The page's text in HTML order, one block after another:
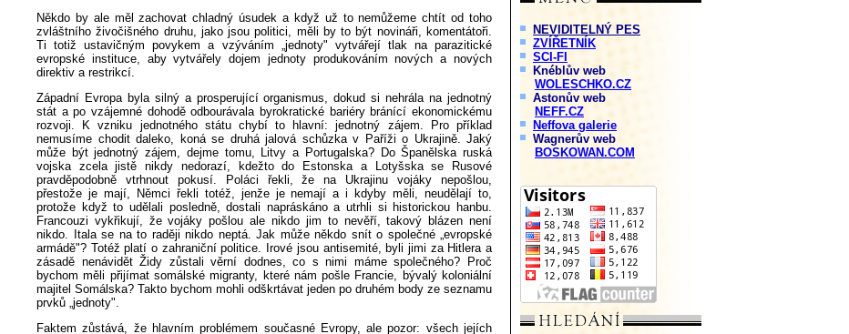
NEVIDITELNÝ PES
ZVÍŘETNÍK
SCI-FI
Knéblův web
WOLESCHKO.CZ
Astonův web
NEFF.CZ
Neffova galerie
Wagnerův web
BOSKOWAN.COM
Někdo by ale měl zachovat chladný úsudek a když už to nemůžeme chtít od toho
zvláštního živočišného druhu, jako jsou politici, měli by to být novináři, komentátoři.
Ti totiž ustavičným povykem a vzýváním „jednoty" vytvářejí tlak na parazitické
evropské instituce, aby vytvářely dojem jednoty produkováním nových a nových
direktiv a restrikcí.
Západní Evropa byla silný a prosperující organismus, dokud si nehrála na jednotný
stát a po vzájemné dohodě odbourávala byrokratické bariéry bránící ekonomickému
rozvoji. K vzniku jednotného státu chybí to hlavní: jednotný zájem. Pro příklad
nemusíme chodit daleko, koná se druhá jalová schůzka v Paříži o Ukrajině. Jaký
může být jednotný zájem, dejme tomu, Litvy a Portugalska? Do Španělska ruská
vojska zcela jistě nikdy nedorazí, kdežto do Estonska a Lotyšska se Rusové
pravděpodobně vtrhnout pokusí. Poláci řekli, že na Ukrajinu vojáky nepošlou,
přestože je mají, Němci řekli totéž, jenže je nemají a i kdyby měli, neudělají to,
protože když to udělali posledně, dostali napráskáno a utrhli si historickou hanbu.
Francouzi vykřikují, že vojáky pošlou ale nikdo jim to nevěří, takový blázen není
nikdo. Itala se na to raději nikdo neptá. Jak může někdo snít o společné „evropské
armádě"? Totéž platí o zahraniční politice. Irové jsou antisemité, byli jimi za Hitlera a
zásadě nenávidět Židy zůstali věrní dodnes, co s nimi máme společného? Proč
bychom měli přijímat somálské migranty, které nám pošle Francie, bývalý koloniální
majitel Somálska? Takto bychom mohli odškrtávat jeden po druhém body ze seznamu
prvků „jednoty".
Faktem zůstává, že hlavním problémem současné Evropy, ale pozor: všech jejích